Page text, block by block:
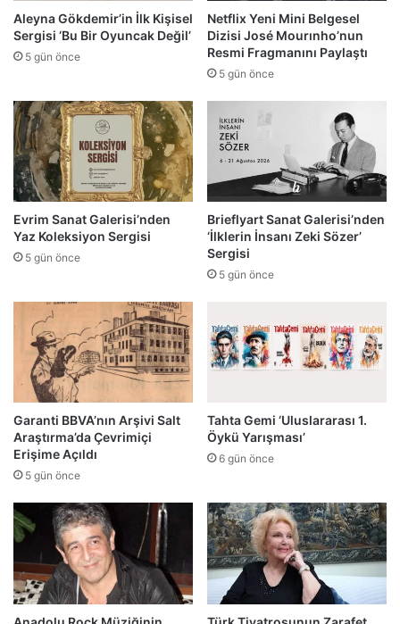
Aleyna Gökdemir’in İlk Kişisel
Sergisi ‘Bu Bir Oyuncak Değil’
5 gün önce
Netflix Yeni Mini Belgesel
Dizisi José Mourınho’nun
Resmi Fragmanını Paylaştı
5 gün önce
Evrim Sanat Galerisi’nden
Yaz Koleksiyon Sergisi
5 gün önce
Brieflyart Sanat Galerisi’nden
‘İlklerin İnsanı Zeki Sözer’
Sergisi
5 gün önce
Garanti BBVA’nın Arşivi Salt
Araştırma’da Çevrimiçi
Erişime Açıldı
5 gün önce
Tahta Gemi ‘Uluslararası 1.
Öykü Yarışması’
6 gün önce